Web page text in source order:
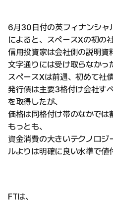
6月30日付の英フィナンシャ
によると、スペースXの初の
信用投資家は会社側の説明資
文字通りには受け取らなかっ
スペースXは前週、初めて社
発行債は主要3格付け会社す
を取得したが、
価格は同格付け帯のなかでは
もっとも、
資金消費の大きいテクノロ
ルよりは明確に良い水準で値
FTは、